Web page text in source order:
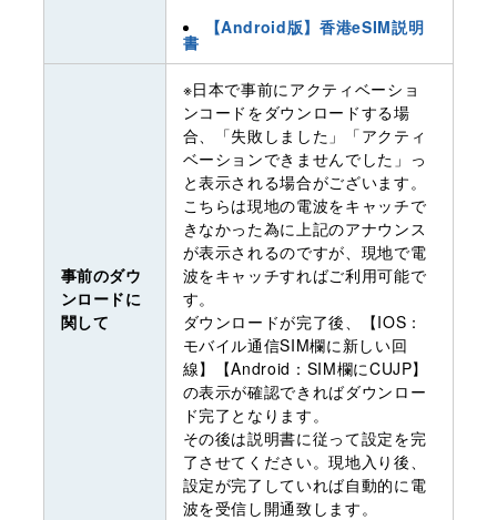
【Android版】香港eSIM説明
書
事前のダウ
ンロードに
関して
※日本で事前にアクティベーショ
ンコードをダウンロードする場
合、「失敗しました」「アクティ
ベーションできませんでした」っ
と表示される場合がございます。
こちらは現地の電波をキャッチで
きなかった為に上記のアナウンス
が表示されるのですが、現地で電
波をキャッチすればご利用可能で
す。
ダウンロードが完了後、【IOS：
モバイル通信SIM欄に新しい回
線】【Android：SIM欄にCUJP】
の表示が確認できればダウンロー
ド完了となります。
その後は説明書に従って設定を完
了させてください。現地入り後、
設定が完了していれば自動的に電
波を受信し開通致します。